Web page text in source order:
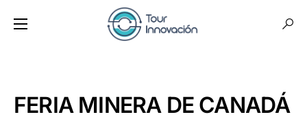
FERIA MINERA DE CANADÁ